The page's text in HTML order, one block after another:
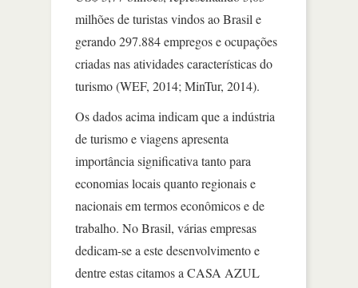
milhões de turistas vindos ao Brasil e
gerando 297.884 empregos e ocupações
criadas nas atividades características do
turismo (WEF, 2014; MinTur, 2014).
Os dados acima indicam que a indústria
de turismo e viagens apresenta
importância significativa tanto para
economias locais quanto regionais e
nacionais em termos econômicos e de
trabalho. No Brasil, várias empresas
dedicam-se a este desenvolvimento e
dentre estas citamos a CASA AZUL